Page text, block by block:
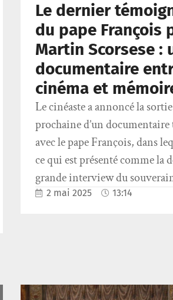
Le dernier
du pape François
Martin Scorsese :
documentaire
cinéma et
Le cinéaste a annoncé la sortie
prochaine d’un
avec le pape François, dans
ce qui est présenté comme la
grande interview du
2 mai 2025 13:14